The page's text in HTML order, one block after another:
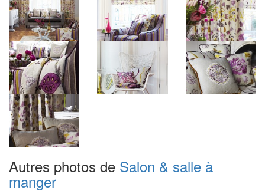
Autres photos de Salon & salle à
manger